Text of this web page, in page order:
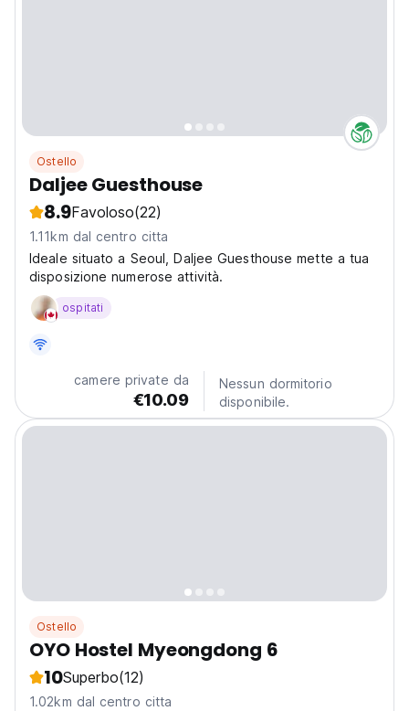
Ostello
Daljee Guesthouse
8.9Favoloso(22)
1.11km dal centro citta
Ideale situato a Seoul, Daljee Guesthouse mette a tua
disposizione numerose attività.
ospitati
camere private da
€10.09
Nessun dormitorio
disponibile.
Ostello
OYO Hostel Myeongdong 6
10Superbo(12)
1.02km dal centro citta